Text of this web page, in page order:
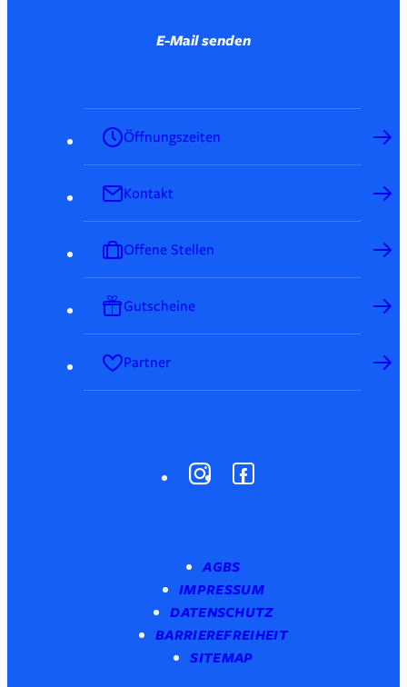
E-Mail senden
Öffnungszeiten
Kontakt
Offene Stellen
Gutscheine
Partner
AGBS
IMPRESSUM
DATENSCHUTZ
BARRIEREFREIHEIT
SITEMAP